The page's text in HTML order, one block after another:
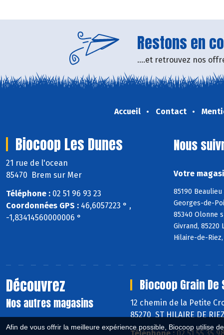
Afin de vous offrir la meilleure expérience possible, Biocoop utilise
Restons en
....et retrouvez nos
Accueil Contact
Biocoop Les Dunes
21 rue de l'ocean
85470 Brem sur Mer
Téléphone : 02 51 96 93 23
Coordonnées GPS : 46,6057223 ° ,
-1,83414560000006 °
Nous
Votre
85190
Georges-de-
85340 Olonne
Givrand, 85220
Hilaire-de-
Découvrez
Nos autres magasins
Biocoop Grain De
12 chemin de la Petite
85270 ST HILAIRE DE